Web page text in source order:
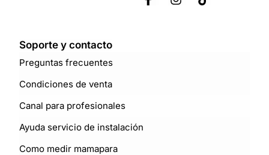
Soporte y contacto
Preguntas frecuentes
Condiciones de venta
Canal para profesionales
Ayuda servicio de instalación
Como medir mamapara